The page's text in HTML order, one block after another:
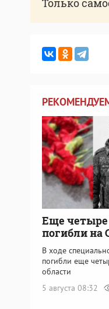
Только
Еще четыре
погибли на
В ходе
погибли еще
области
5 августа 08:32